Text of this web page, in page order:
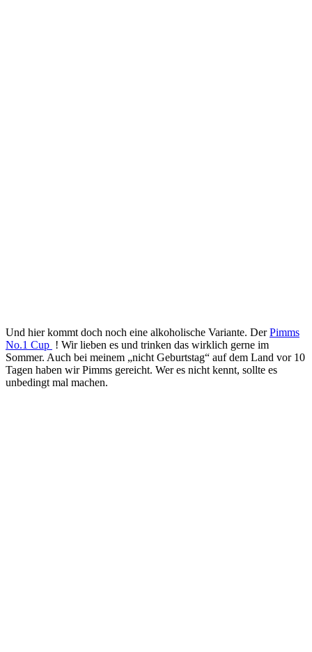
Und hier kommt doch noch eine alkoholische Variante. DerPimms
No.1 Cup ! Wir lieben es und trinken das wirklich gerne im
Sommer. Auch bei meinem „nicht Geburtstag“ auf dem Land vor 10
Tagen haben wir Pimms gereicht. Wer es nicht kennt, sollte es
unbedingt mal machen.